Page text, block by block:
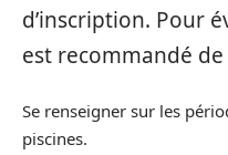
d’inscription. Pour
est recommandé de
Se renseigner sur les
piscines.